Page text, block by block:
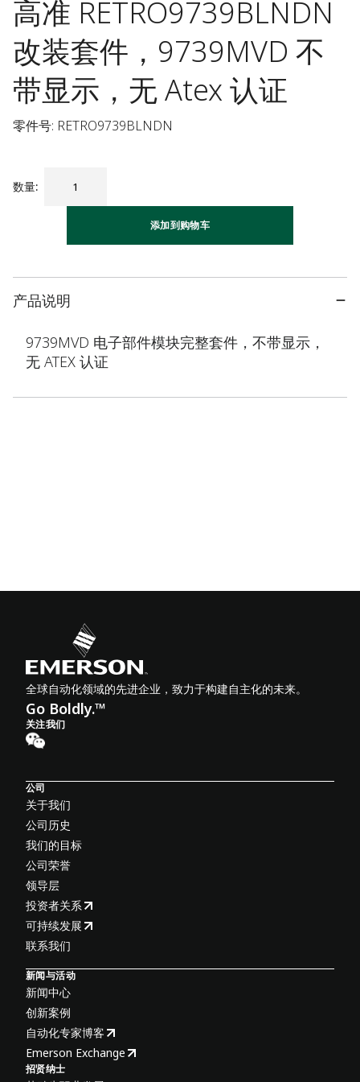
高准 RETRO9739BLNDN
改装套件，9739MVD 不
带显示，无 Atex 认证
零件号: RETRO9739BLNDN
数量:
添加到购物车
产品说明
9739MVD 电子部件模块完整套件，不带显示，
无 ATEX 认证
全球自动化领域的先进企业，致力于构建自主化的未来。
Go Boldly.™
关注我们
公司
关于我们
公司历史
我们的目标
公司荣誉
领导层
投资者关系
可持续发展
联系我们
新闻与活动
新闻中心
创新案例
自动化专家博客
Emerson Exchange
招贤纳士